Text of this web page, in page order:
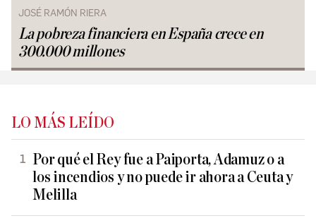
JOSÉ RAMÓN RIERA
La pobreza financiera en España crece en
300.000 millones
LO MÁS LEÍDO
Por qué el Rey fue a Paiporta, Adamuz o a
los incendios y no puede ir ahora a Ceuta y
Melilla